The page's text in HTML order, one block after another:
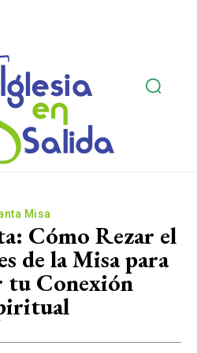
Misa
Cómo Rezar el
de la Misa para
tu Conexión